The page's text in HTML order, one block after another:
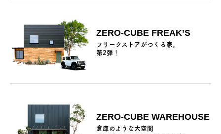
ZERO-CUBE FREAK’S
フリークストアがつくる家。
第2弾！
ZERO-CUBE WAREHOUSE
倉庫のような大空間